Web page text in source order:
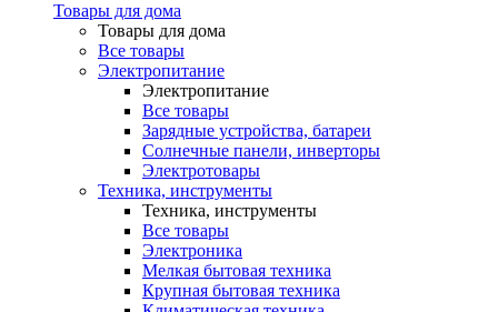
Товары для дома
Товары для дома
Все товары
Электропитание
Электропитание
Все товары
Зарядные устройства, батареи
Солнечные панели, инверторы
Электротовары
Техника, инструменты
Техника, инструменты
Все товары
Электроника
Мелкая бытовая техника
Крупная бытовая техника